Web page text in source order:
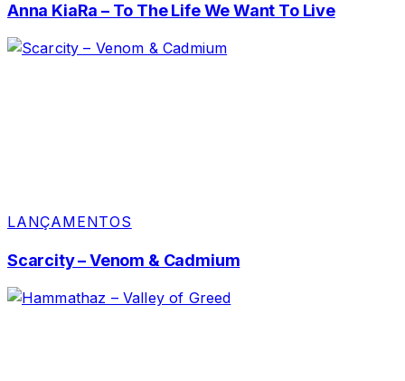
Anna KiaRa – To The Life We Want To Live
LANÇAMENTOS
Scarcity – Venom & Cadmium